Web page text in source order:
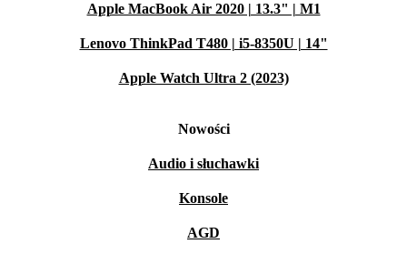
Apple MacBook Air 2020 | 13.3" | M1
Lenovo ThinkPad T480 | i5-8350U | 14"
Apple Watch Ultra 2 (2023)
Nowości
Audio i słuchawki
Konsole
AGD